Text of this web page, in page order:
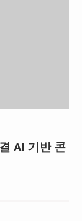
AI 기반 콘